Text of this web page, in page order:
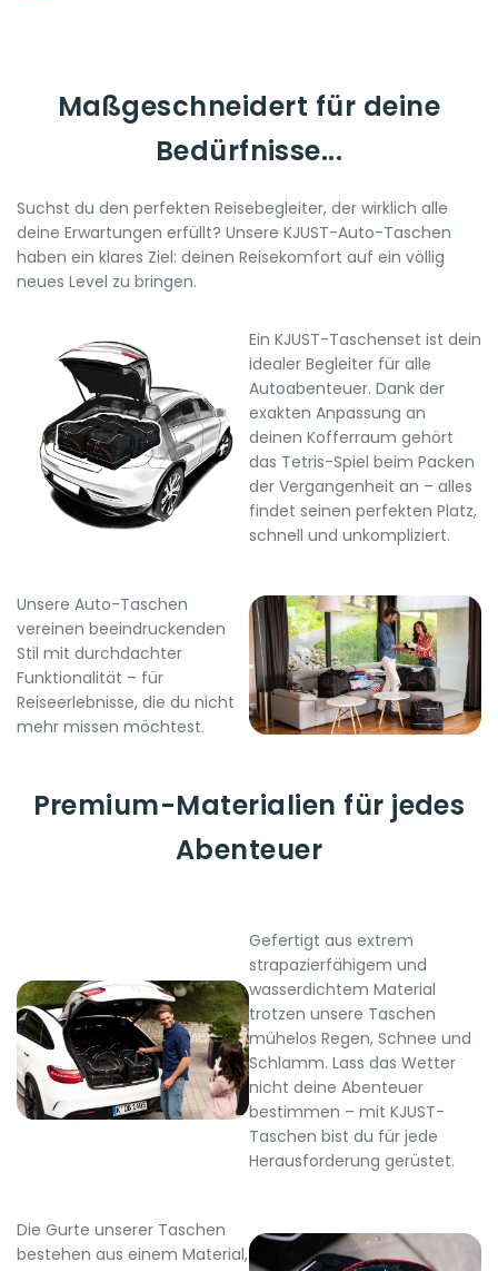
Maßgeschneidert für deine
Bedürfnisse...
Suchst du den perfekten Reisebegleiter, der wirklich alle
deine Erwartungen erfüllt? Unsere KJUST-Auto-Taschen
haben ein klares Ziel: deinen Reisekomfort auf ein völlig
neues Level zu bringen.
Ein KJUST-Taschenset ist dein
idealer Begleiter für alle
Autoabenteuer. Dank der
exakten Anpassung an
deinen Kofferraum gehört
das Tetris-Spiel beim Packen
der Vergangenheit an – alles
findet seinen perfekten Platz,
schnell und unkompliziert.
Unsere Auto-Taschen
vereinen beeindruckenden
Stil mit durchdachter
Funktionalität – für
Reiseerlebnisse, die du nicht
mehr missen möchtest.
Premium-Materialien für jedes
Abenteuer
Gefertigt aus extrem
strapazierfähigem und
wasserdichtem Material
trotzen unsere Taschen
mühelos Regen, Schnee und
Schlamm. Lass das Wetter
nicht deine Abenteuer
bestimmen – mit KJUST-
Taschen bist du für jede
Herausforderung gerüstet.
Die Gurte unserer Taschen
bestehen aus einem Material,